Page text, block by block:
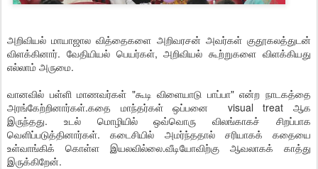
அறிவியல் மாயாஜால வித்தைகளை அறிவரசன் அவர்கள் குதூகலத்துடன்
விளக்கினார். வேதியியல் பெயர்கள், அறிவியல் கூற்றுகளை விளக்கியது
எல்லாம் அருமை.
வானவில் பள்ளி மாணவர்கள் "கூடி விளையாடு பாப்பா" என்ற நாடகத்தை
அரங்கேற்றினார்கள்.கதை மாந்தர்கள் ஒப்பனை visual treat ஆக
இருந்தது. உடல் மொழியில் ஒவ்வொரு விலங்காகச் சிறப்பாக
வெளிப்படுத்தினார்கள். கடைசியில் அமர்ந்ததால் சரியாகக் கதையை
உள்வாங்கிக் கொள்ள இயலவில்லை.வீடியோவிற்கு ஆவலாகக் காத்து
இருக்கிறேன்.